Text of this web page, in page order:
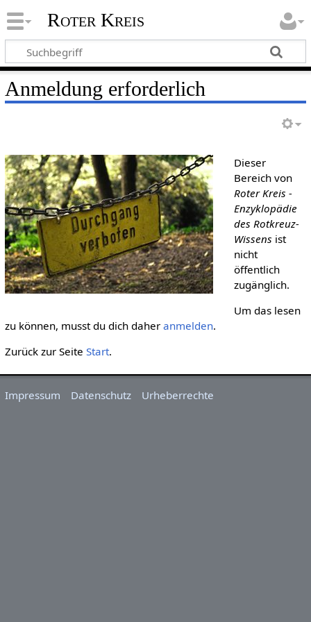
Roter Kreis
Anmeldung erforderlich
Dieser
Bereich von
Roter Kreis -
Enzyklopädie
des Rotkreuz-
Wissens ist
nicht
öffentlich
zugänglich.
Um das lesen
zu können, musst du dich daher anmelden.
Zurück zur Seite Start.
Impressum Datenschutz Urheberrechte